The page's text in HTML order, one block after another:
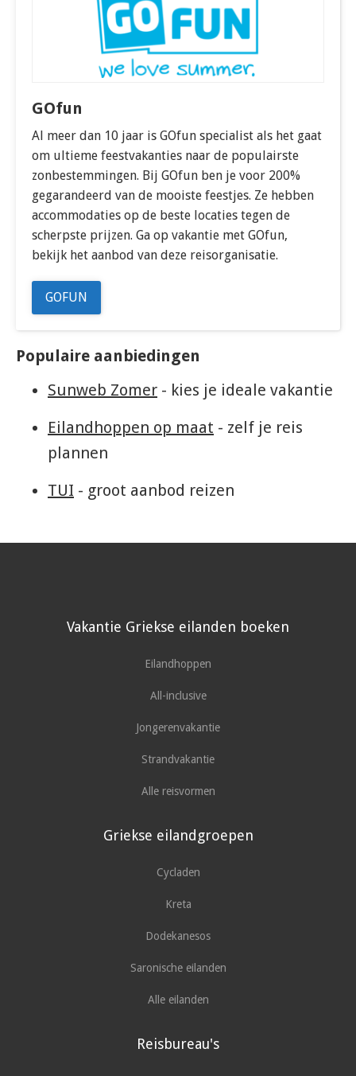
GOfun
Al meer dan 10 jaar is GOfun specialist als het gaat
om ultieme feestvakanties naar de populairste
zonbestemmingen. Bij GOfun ben je voor 200%
gegarandeerd van de mooiste feestjes. Ze hebben
accommodaties op de beste locaties tegen de
scherpste prijzen. Ga op vakantie met GOfun,
bekijk het aanbod van deze reisorganisatie.
GOFUN
Populaire aanbiedingen
Sunweb Zomer - kies je ideale vakantie
Eilandhoppen op maat - zelf je reis
plannen
TUI - groot aanbod reizen
Vakantie Griekse eilanden boeken
Eilandhoppen
All-inclusive
Jongerenvakantie
Strandvakantie
Alle reisvormen
Griekse eilandgroepen
Cycladen
Kreta
Dodekanesos
Saronische eilanden
Alle eilanden
Reisbureau's